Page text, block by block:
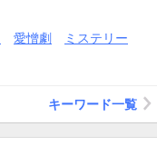
愛憎劇
ミステリー
キーワード一覧